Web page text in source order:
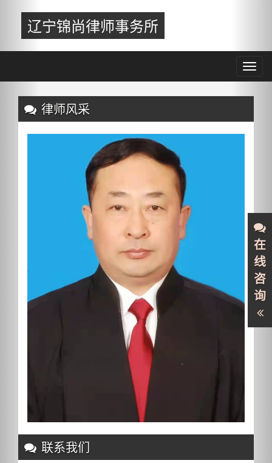
辽宁锦尚律师事务所
Previous
律师风采
联系我们
在
线
咨
询